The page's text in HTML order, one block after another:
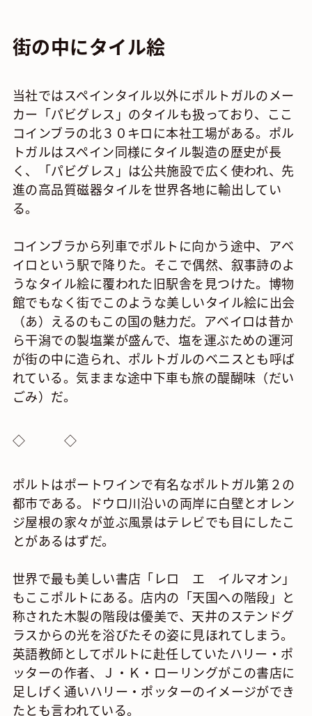
街の中にタイル絵
当社ではスペインタイル以外にポルトガルのメー
カー「パビグレス」のタイルも扱っており、ここ
コインブラの北３０キロに本社工場がある。ポル
トガルはスペイン同様にタイル製造の歴史が長
く、「パビグレス」は公共施設で広く使われ、先
進の高品質磁器タイルを世界各地に輸出してい
る。
コインブラから列車でポルトに向かう途中、アベ
イロという駅で降りた。そこで偶然、叙事詩のよ
うなタイル絵に覆われた旧駅舎を見つけた。博物
館でもなく街でこのような美しいタイル絵に出会
（あ）えるのもこの国の魅力だ。アベイロは昔か
ら干潟での製塩業が盛んで、塩を運ぶための運河
が街の中に造られ、ポルトガルのベニスとも呼ば
れている。気ままな途中下車も旅の醍醐味（だい
ごみ）だ。
◇ ◇
ポルトはポートワインで有名なポルトガル第２の
都市である。ドウロ川沿いの両岸に白壁とオレン
ジ屋根の家々が並ぶ風景はテレビでも目にしたこ
とがあるはずだ。
世界で最も美しい書店「レロ エ イルマオン」
もここポルトにある。店内の「天国への階段」と
称された木製の階段は優美で、天井のステンドグ
ラスからの光を浴びたその姿に見ほれてしまう。
英語教師としてポルトに赴任していたハリー・ポ
ッターの作者、Ｊ・Ｋ・ローリングがこの書店に
足しげく通いハリー・ポッターのイメージができ
たとも言われている。